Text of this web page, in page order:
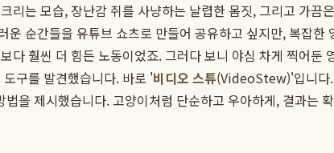
는 모습, 장난감 쥐를 사냥하는 날렵한 몸짓, 그리고 가
순간들을 유튜브 쇼츠로 만들어 공유하고 싶지만, 복잡
다 훨씬 더 힘든 노동이었죠. 그러다 보니 야심 차게 찍어
구를 발견했습니다. 바로 '비디오 스튜(VideoStew)'입니다
을 제시했습니다. 고양이처럼 단순하고 우아하게, 결과는